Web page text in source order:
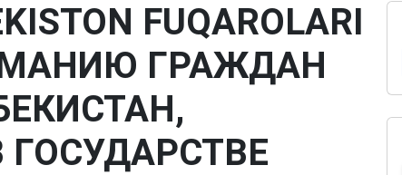
FUQAROLARI
ГРАЖДАН